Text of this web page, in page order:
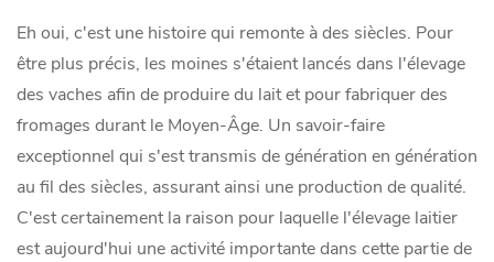
Eh oui, c'est une histoire qui remonte à des siècles. Pour
être plus précis, les moines s'étaient lancés dans l'élevage
des vaches afin de produire du lait et pour fabriquer des
fromages durant le Moyen-Âge. Un savoir-faire
exceptionnel qui s'est transmis de génération en génération
au fil des siècles, assurant ainsi une production de qualité.
C'est certainement la raison pour laquelle l'élevage laitier
est aujourd'hui une activité importante dans cette partie de